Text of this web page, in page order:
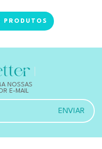
PRODUTOS
NOSSAS
E-MAIL